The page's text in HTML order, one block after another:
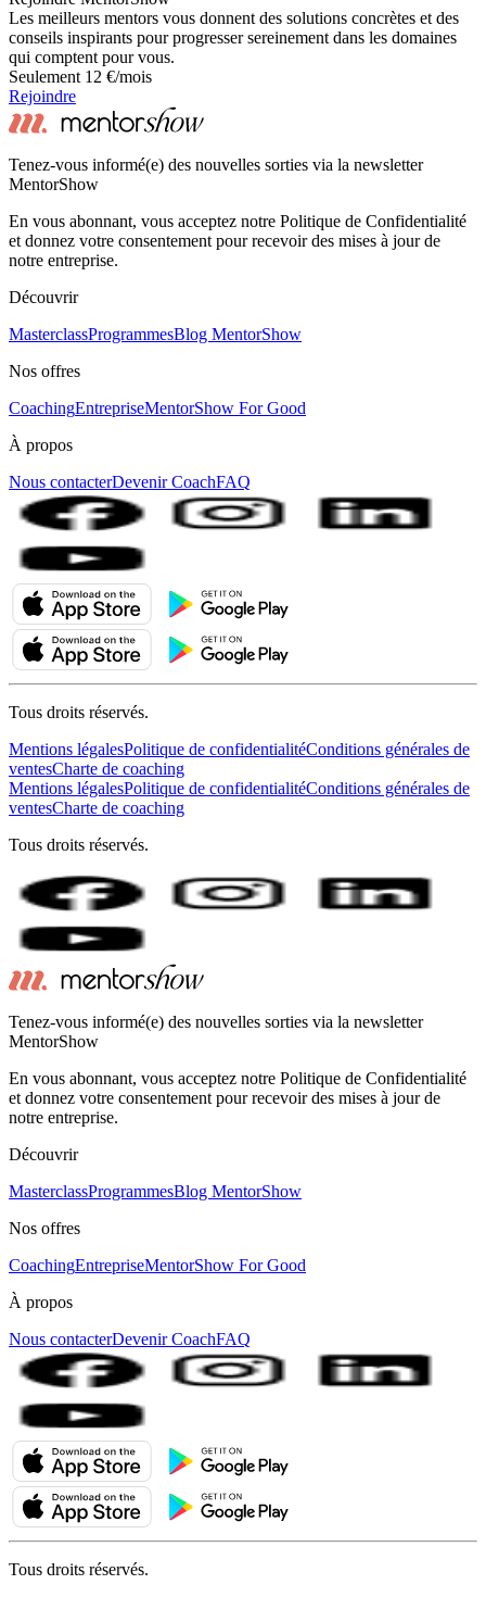
Les meilleurs mentors vous donnent des solutions concrètes et des
conseils inspirants pour progresser sereinement dans les domaines
qui comptent pour vous.
Seulement 12 €/mois
Rejoindre
Tenez-vous informé(e) des nouvelles sorties via la newsletter
MentorShow
En vous abonnant, vous acceptez notre Politique de Confidentialité
et donnez votre consentement pour recevoir des mises à jour de
notre entreprise.
Découvrir
MasterclassProgrammesBlog MentorShow
Nos offres
CoachingEntrepriseMentorShow For Good
À propos
Nous contacterDevenir CoachFAQ
Tous droits réservés.
Mentions légalesPolitique de confidentialitéConditions générales de
ventesCharte de coaching
Mentions légalesPolitique de confidentialitéConditions générales de
ventesCharte de coaching
Tous droits réservés.
Tenez-vous informé(e) des nouvelles sorties via la newsletter
MentorShow
En vous abonnant, vous acceptez notre Politique de Confidentialité
et donnez votre consentement pour recevoir des mises à jour de
notre entreprise.
Découvrir
MasterclassProgrammesBlog MentorShow
Nos offres
CoachingEntrepriseMentorShow For Good
À propos
Nous contacterDevenir CoachFAQ
Tous droits réservés.